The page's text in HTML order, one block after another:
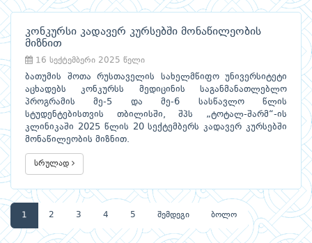
კონკურსი კადავერ კურსებში მონაწილეობის
მიზნით
16 სექტემბერი 2025 წელი
ბათუმის შოთა რუსთაველის სახელმწიფო უნივერსიტეტი
აცხადებს კონკურსს მედიცინის საგანმანათლებლო
პროგრამის მე-5 და მე-6 სასწავლო წლის
სტუდენტებისთვის თბილისში, შპს „ტოტალ-შარმ“-ის
კლინიკაში 2025 წლის 20 სექტემბერს კადავერ კურსებში
მონაწილეობის მიზნით.
სრულად
1 2 3 4 5 შემდეგი ბოლო